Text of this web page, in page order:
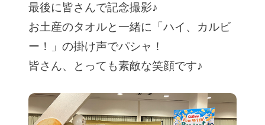
最後に皆さんで記念撮影♪
お土産のタオルと一緒に「ハイ、カルビ
ー！」の掛け声でパシャ！
皆さん、とっても素敵な笑顔です♪